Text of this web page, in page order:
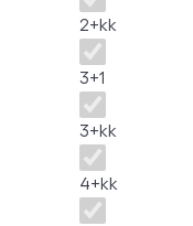
2+kk
3+1
3+kk
4+kk